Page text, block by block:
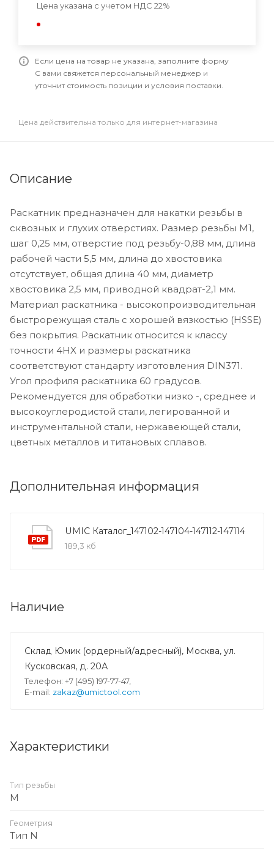
Цена указана с учетом НДС 22%
Если цена на товар не указана, заполните форму
С вами свяжется персональный менеджер и
уточнит стоимость позиции и условия поставки.
Цена действительна только для интернет-магазина
Описание
Раскатник предназначен для накатки резьбы в
сквозных и глухих отверстиях. Размер резьбы М1,
шаг 0,25 мм, отверстие под резьбу-0,88 мм, длина
рабочей части 5,5 мм, длина до хвостовика
отсутствует, общая длина 40 мм, диаметр
хвостовика 2,5 мм, приводной квадрат-2,1 мм.
Материал раскатника - высокопроизводительная
быстрорежущая сталь с хорошей вязкостью (HSSE)
без покрытия. Раскатник относится к классу
точности 4HX и размеры раскатника
соответствуют стандарту изготовления DIN371.
Угол профиля раскатника 60 градусов.
Рекомендуется для обработки низко -, среднее и
высокоуглеродистой стали, легированной и
инструментальной стали, нержавеющей стали,
цветных металлов и титановых сплавов.
Дополнительная информация
UMIC Каталог_147102-147104-147112-147114
189,3 кб
Наличие
Склад Юмик (ордерный/адресный), Москва, ул.
Кусковская, д. 20А
Телефон: +7 (495) 197-77-47,
E-mail: zakaz@umictool.com
Характеристики
Тип резьбы
M
Геометрия
Тип N